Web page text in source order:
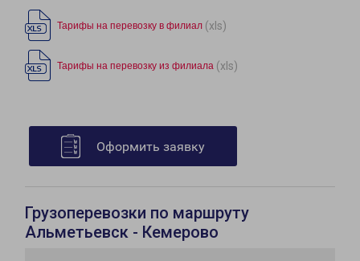
Тарифы на перевозку в филиал (xls)
Тарифы на перевозку из филиала (xls)
Оформить заявку
Грузоперевозки по маршруту
Альметьевск - Кемерово